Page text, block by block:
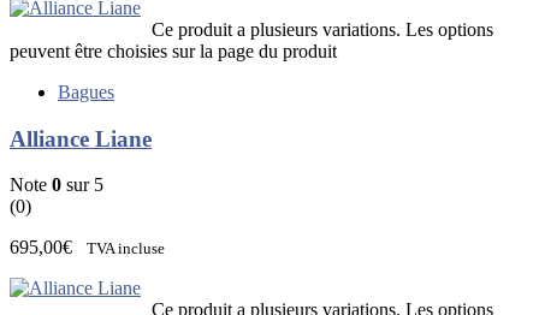
Ce produit a plusieurs variations. Les options
peuvent être choisies sur la page du produit
Bagues
Alliance Liane
Note 0 sur 5
(0)
695,00€ TVA incluse
Ce produit a plusieurs variations. Les options